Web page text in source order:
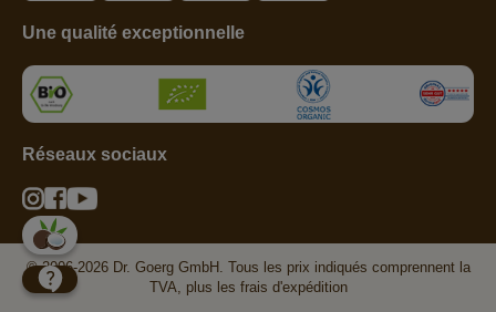
Une qualité exceptionnelle
Réseaux sociaux
© 2006-2026 Dr. Goerg GmbH. Tous les prix indiqués comprennent la
TVA, plus les frais d'expédition